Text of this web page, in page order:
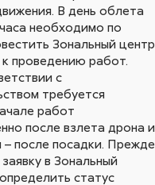
В день облета
необходимо по
Зональный центр
проведению работ.
с
требуется
работ
после взлета дрона и
после посадки. Прежде
в Зональный
статус